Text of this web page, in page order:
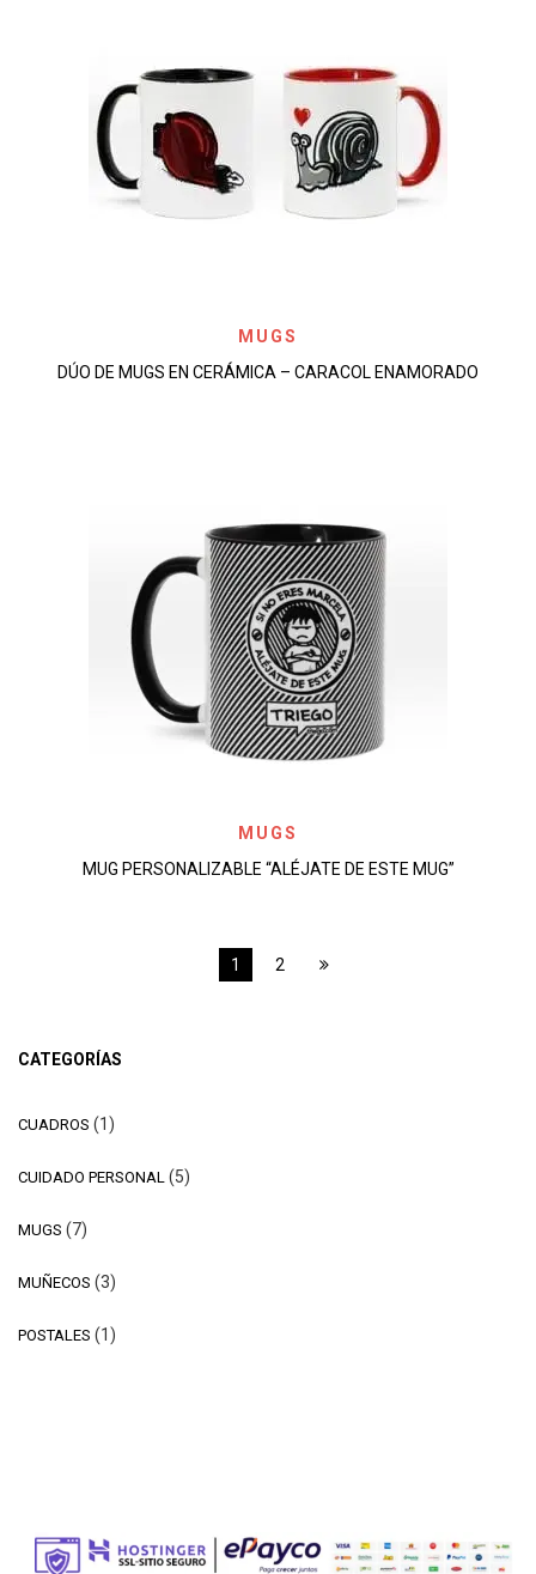
MUGS
DÚO DE MUGS EN CERÁMICA – CARACOL ENAMORADO
MUGS
MUG PERSONALIZABLE “ALÉJATE DE ESTE MUG”
1 2
CATEGORÍAS
CUADROS 1 producto
CUIDADO PERSONAL 5productos
MUGS 7productos
MUÑECOS 3productos
POSTALES 1 producto